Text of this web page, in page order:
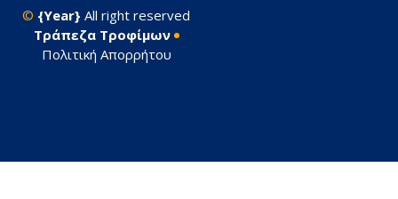
© {Year} All right reserved
Tράπεζα Τροφίμων
Πολιτική Απορρήτου